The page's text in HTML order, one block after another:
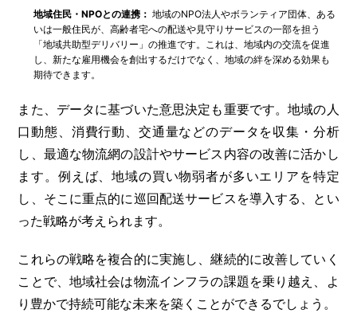
地域住民・NPOとの連携： 地域のNPO法人やボランティア団体、ある
いは一般住民が、高齢者宅への配送や見守りサービスの一部を担う
「地域共助型デリバリー」の推進です。これは、地域内の交流を促進
し、新たな雇用機会を創出するだけでなく、地域の絆を深める効果も
期待できます。
また、データに基づいた意思決定も重要です。地域の人
口動態、消費行動、交通量などのデータを収集・分析
し、最適な物流網の設計やサービス内容の改善に活かし
ます。例えば、地域の買い物弱者が多いエリアを特定
し、そこに重点的に巡回配送サービスを導入する、とい
った戦略が考えられます。
これらの戦略を複合的に実施し、継続的に改善していく
ことで、地域社会は物流インフラの課題を乗り越え、よ
り豊かで持続可能な未来を築くことができるでしょう。